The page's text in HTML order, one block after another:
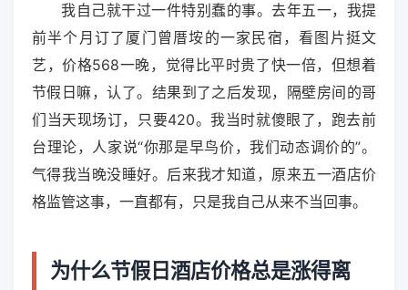
我自己就干过一件特别蠢的事。去年五一，我提
前半个月订了厦门曾厝垵的一家民宿，看图片挺文
艺，价格568一晚，觉得比平时贵了快一倍，但想着
节假日嘛，认了。结果到了之后发现，隔壁房间的哥
们当天现场订，只要420。我当时就傻眼了，跑去前
台理论，人家说“你那是早鸟价，我们动态调价的”。
气得我当晚没睡好。后来我才知道，原来五一酒店价
格监管这事，一直都有，只是我自己从来不当回事。
为什么节假日酒店价格总是涨得离